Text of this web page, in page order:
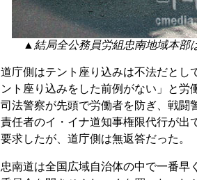
▲結局全公務員労組忠南地域本部
道庁側はテント座り込みは不法だとし
ント座り込みをした前例がない」と労
司法警察が先頭で労働者を防ぎ、戦闘
責任者のイ・イナ道知事権限代行が出
要求したが、道庁側は無返答だった。
忠南道は全国広域自治体の中で一番早